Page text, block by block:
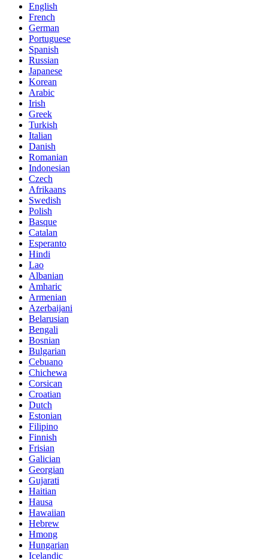
English
French
German
Portuguese
Spanish
Russian
Japanese
Korean
Arabic
Irish
Greek
Turkish
Italian
Danish
Romanian
Indonesian
Czech
Afrikaans
Swedish
Polish
Basque
Catalan
Esperanto
Hindi
Lao
Albanian
Amharic
Armenian
Azerbaijani
Belarusian
Bengali
Bosnian
Bulgarian
Cebuano
Chichewa
Corsican
Croatian
Dutch
Estonian
Filipino
Finnish
Frisian
Galician
Georgian
Gujarati
Haitian
Hausa
Hawaiian
Hebrew
Hmong
Hungarian
Icelandic